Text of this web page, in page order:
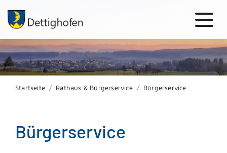
Startseite Rathaus & Bürgerservice Bürgerservice
Bürgerservice